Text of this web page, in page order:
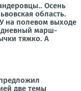
Осень
область.
на полевом выходе
марш-
тяжко. А
две темы